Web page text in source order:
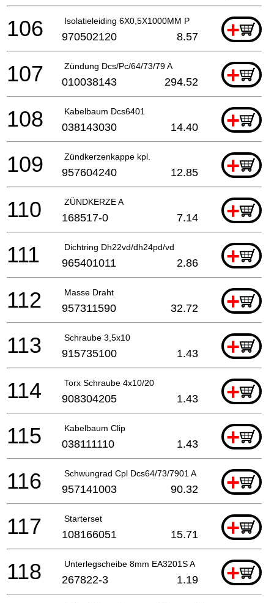
Isolatieleiding 6X0,5X1000MM P +
106 970502120 8.57
Zündung Dcs/Pc/64/73/79 A +
107 010038143 294.52
Kabelbaum Dcs6401 +
108 038143030 14.40
Zündkerzenkappe kpl. +
109 957604240 12.85
ZÜNDKERZE A +
110 168517-0 7.14
Dichtring Dh22vd/dh24pd/vd +
111 965401011 2.86
Masse Draht +
112 957311590 32.72
Schraube 3,5x10 +
113 915735100 1.43
Torx Schraube 4x10/20 +
114 908304205 1.43
Kabelbaum Clip +
115 038111110 1.43
Schwungrad Cpl Dcs64/73/7901 A +
116 957141003 90.32
Starterset +
117 108166051 15.71
Unterlegscheibe 8mm EA3201S A +
118 267822-3 1.19